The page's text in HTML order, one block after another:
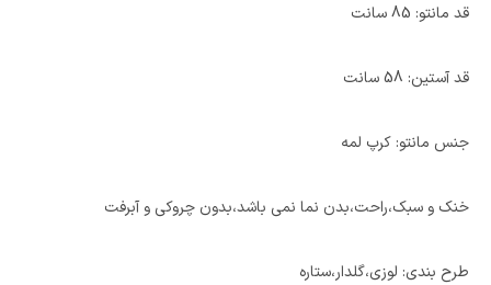
قد مانتو: 85 سانت
قد آستین: 58 سانت
جنس مانتو: کرپ لمه
خنک و سبک،راحت،بدن نما نمی باشد،بدون چروکی و آبرفت
طرح بندی: لوزی،گلدار،ستاره